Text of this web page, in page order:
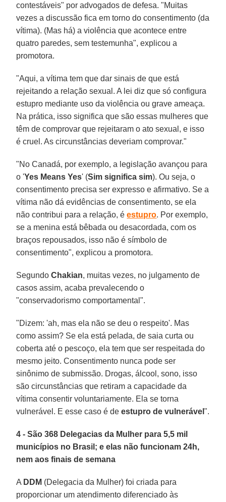
contestáveis" por advogados de defesa. "Muitas
vezes a discussão fica em torno do consentimento (da
vítima). (Mas há) a violência que acontece entre
quatro paredes, sem testemunha", explicou a
promotora.
"Aqui, a vítima tem que dar sinais de que está
rejeitando a relação sexual. A lei diz que só configura
estupro mediante uso da violência ou grave ameaça.
Na prática, isso significa que são essas mulheres que
têm de comprovar que rejeitaram o ato sexual, e isso
é cruel. As circunstâncias deveriam comprovar."
"No Canadá, por exemplo, a legislação avançou para
o 'Yes Means Yes' (Sim significa sim). Ou seja, o
consentimento precisa ser expresso e afirmativo. Se a
vítima não dá evidências de consentimento, se ela
não contribui para a relação, éestupro. Por exemplo,
se a menina está bêbada ou desacordada, com os
braços repousados, isso não é símbolo de
consentimento", explicou a promotora.
SegundoChakian, muitas vezes, no julgamento de
casos assim, acaba prevalecendo o
"conservadorismo comportamental".
"Dizem: 'ah, mas ela não se deu o respeito'. Mas
como assim? Se ela está pelada, de saia curta ou
coberta até o pescoço, ela tem que ser respeitada do
mesmo jeito. Consentimento nunca pode ser
sinônimo de submissão. Drogas, álcool, sono, isso
são circunstâncias que retiram a capacidade da
vítima consentir voluntariamente. Ela se torna
vulnerável. E esse caso é deestupro de vulnerável".
4 - São 368 Delegacias da Mulher para 5,5 mil
municípios no Brasil; e elas não funcionam 24h,
nem aos finais de semana
A DDM (Delegacia da Mulher) foi criada para
proporcionar um atendimento diferenciado às